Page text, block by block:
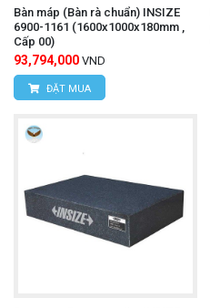
Bàn máp (Bàn rà chuẩn) INSIZE
6900-1161 (1600x1000x180mm ,
Cấp 00)
93,794,000 VND
ĐẶT MUA